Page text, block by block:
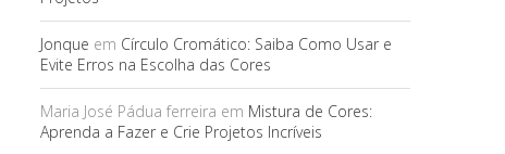
Jonque em Círculo Cromático: Saiba Como Usar e
Evite Erros na Escolha das Cores
Maria José Pádua ferreira em Mistura de Cores:
Aprenda a Fazer e Crie Projetos Incríveis